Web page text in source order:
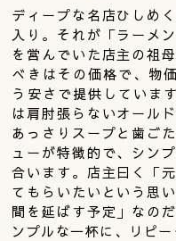
ディープな名店ひしめ
入り。それが「ラーメ
を営んでいた店主の祖
べきはその価格で、物
う安さで提供していま
は肩肘張らないオール
あっさりスープと歯ご
ューが特徴的で、シン
合います。店主曰く「
てもらいたいという思
間を延ばす予定」なの
ンプルな一杯に、リピー